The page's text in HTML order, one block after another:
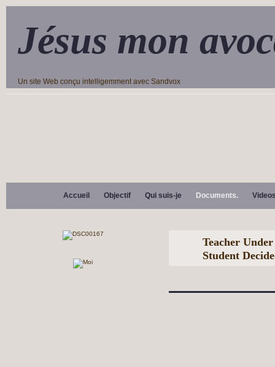
Jésus mon
Un site Web conçu intelligemment avec Sandvox
Accueil Objectif Qui suis-je Documents.
Teacher
Student